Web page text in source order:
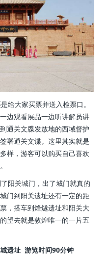
给大家买票并送入检票口。
边观看展品一边听讲解员讲
通关文牒发放地的西域督护
署通关文谍。这里其实就是
样，游客可以购买自己喜欢
阳关城门，出了城门就真的
门到阳关遗址还有一定的距
，搭车到烽燧遗址和阳关大
望去就是敦煌唯一的一片五
遗址 游览时间90分钟